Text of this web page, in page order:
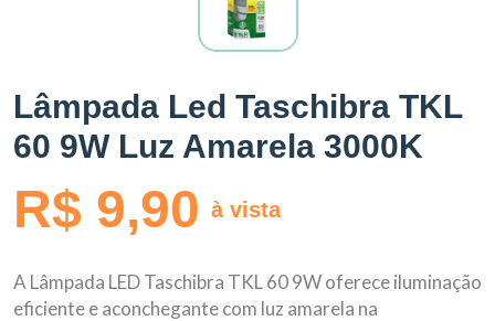
Lâmpada Led Taschibra TKL
60 9W Luz Amarela 3000K
R$ 9,90 à vista
A Lâmpada LED Taschibra TKL 60 9W oferece iluminação
eficiente e aconchegante com luz amarela na